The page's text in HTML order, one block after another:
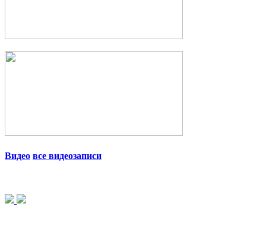
Видео все видеозаписи